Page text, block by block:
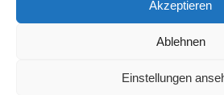
Akzeptieren
Ablehnen
Einstellungen